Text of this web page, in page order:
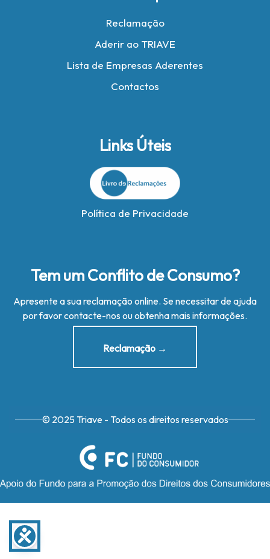
Reclamação
Aderir ao TRIAVE
Lista de Empresas Aderentes
Contactos
Links Úteis
Política de Privacidade
Tem um Conflito de Consumo?
Apresente a sua reclamação online. Se necessitar de ajuda
por favor contacte-nos ou obtenha mais informações.
Reclamação →
© 2025 Triave - Todos os direitos reservados